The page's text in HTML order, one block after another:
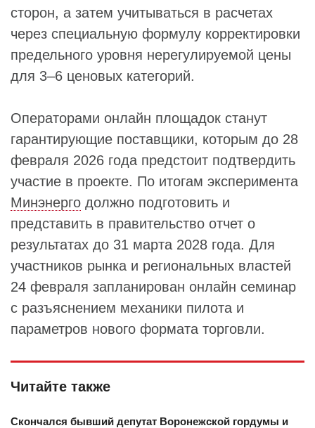
сторон, а затем учитываться в расчетах
через специальную формулу корректировки
предельного уровня нерегулируемой цены
для 3–6 ценовых категорий.
Операторами онлайн площадок станут
гарантирующие поставщики, которым до 28
февраля 2026 года предстоит подтвердить
участие в проекте. По итогам эксперимента
Минэнерго должно подготовить и
представить в правительство отчет о
результатах до 31 марта 2028 года. Для
участников рынка и региональных властей
24 февраля запланирован онлайн семинар
с разъяснением механики пилота и
параметров нового формата торговли.
Читайте также
Скончался бывший депутат Воронежской гордумы и